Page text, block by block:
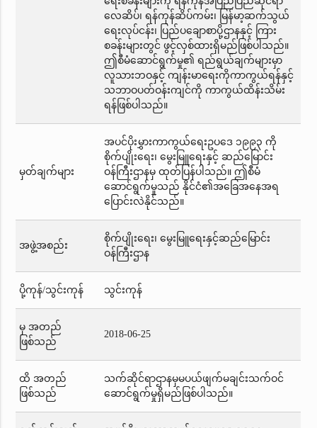
လေဆိပ်၊ ရန်ကုန်ဆိပ်ကမ်း၊ မြန်မာ့ဆက်သွယ်
ရေးလုပ်ငန်း၊ ပြည်ပချောစာပို့ဌာနနှင့် ကြား
စခန်းများတွင် ဖွင့်လှစ်ထားရှိမည်ဖြစ်ပါသည်။
ဤစီမံဆောင်ရွက်မှု၏ ရည်ရွယ်ချက်များမှာ
လူသားဘဝနှင့် ကျန်းမာရေးကိုကာကွယ်ရန်နှင့်
သဘာဝပတ်ဝန်းကျင်ကို ကာကွယ်ထိန်းသိမ်း
ရန်ဖြစ်ပါသည်။
မှတ်ချက်များ
အပင်ပိုးမွှားကာကွယ်ရေးဥပဒေ ၁၉၉၃ ကို
စိုက်ပျိုးရေး၊ မွေးမြူရေးနှင့် ဆည်မြောင်း
ဝန်ကြီးဌာနမှ ထုတ်ပြန်ပါသည်။ ဤစီမံ
ဆောင်ရွက်မှုသည် နိုင်ငံ၏အခြေအနေအရ
ပြောင်းလဲနိုင်သည်။
အဖွဲ့အစည်း
စိုက်ပျိုးရေး၊ မွေးမြူရေးနှင့်ဆည်မြောင်း
ဝန်ကြီးဌာန
ပို့ကုန်/သွင်းကုန် သွင်းကုန်
မှ အတည်
ဖြစ်သည်
2018-06-25
ထိ အတည်
ဖြစ်သည်
သက်ဆိုင်ရာဌာနမှမပယ်ဖျက်မချင်းသက်ဝင်
ဆောင်ရွက်မှုရှိမည်ဖြစ်ပါသည်။